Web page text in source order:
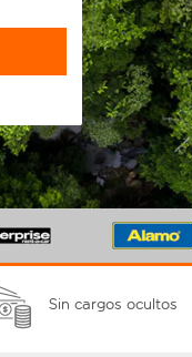
Sin cargos ocultos